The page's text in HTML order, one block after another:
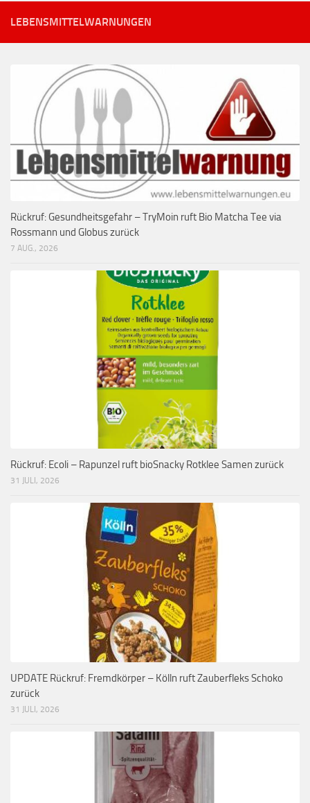
LEBENSMITTELWARNUNGEN
Rückruf: Gesundheitsgefahr – TryMoin ruft Bio Matcha Tee via
Rossmann und Globus zurück
7 AUG., 2026
Rückruf: Ecoli – Rapunzel ruft bioSnacky Rotklee Samen zurück
31 JULI, 2026
UPDATE Rückruf: Fremdkörper – Kölln ruft Zauberfleks Schoko
zurück
31 JULI, 2026